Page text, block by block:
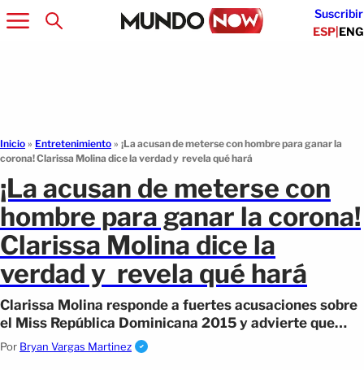
Suscribir
ESP|ENG
Inicio » Entretenimiento » ¡La acusan de meterse con hombre para ganar la
corona! Clarissa Molina dice la verdad y revela qué hará
¡La acusan de meterse con
hombre para ganar la corona!
Clarissa Molina dice la
verdad y revela qué hará
Clarissa Molina responde a fuertes acusaciones sobre
el Miss República Dominicana 2015 y advierte que
iniciará acciones legales.
Por Bryan Vargas Martinez